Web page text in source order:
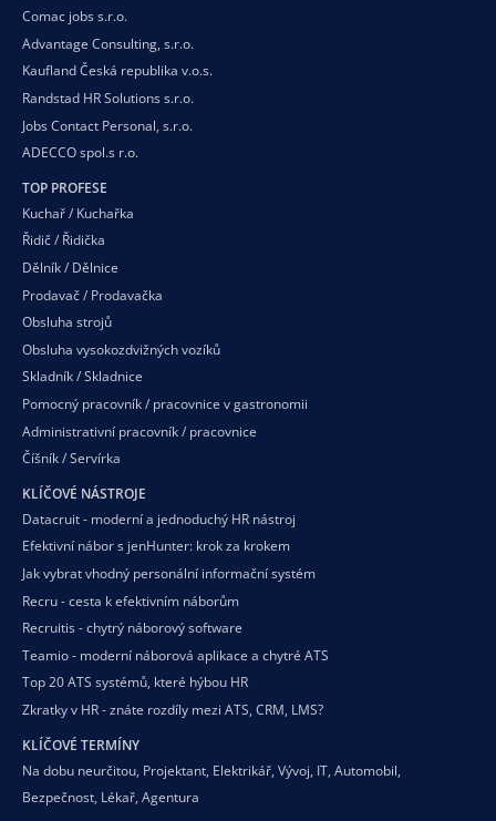
Comac jobs s.r.o.
Advantage Consulting, s.r.o.
Kaufland Česká republika v.o.s.
Randstad HR Solutions s.r.o.
Jobs Contact Personal, s.r.o.
ADECCO spol.s r.o.
TOP PROFESE
Kuchař / Kuchařka
Řidič / Řidička
Dělník / Dělnice
Prodavač / Prodavačka
Obsluha strojů
Obsluha vysokozdvižných vozíků
Skladník / Skladnice
Pomocný pracovník / pracovnice v gastronomii
Administrativní pracovník / pracovnice
Číšník / Servírka
KLÍČOVÉ NÁSTROJE
Datacruit - moderní a jednoduchý HR nástroj
Efektivní nábor s jenHunter: krok za krokem
Jak vybrat vhodný personální informační systém
Recru - cesta k efektivním náborům
Recruitis - chytrý náborový software
Teamio - moderní náborová aplikace a chytré ATS
Top 20 ATS systémů, které hýbou HR
Zkratky v HR - znáte rozdíly mezi ATS, CRM, LMS?
KLÍČOVÉ TERMÍNY
Na dobu neurčitou, Projektant, Elektrikář, Vývoj, IT, Automobil,
Bezpečnost, Lékař, Agentura